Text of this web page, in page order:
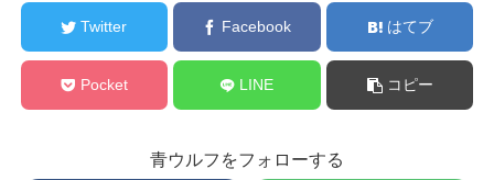
Twitter Facebook はてブ
Pocket LINE コピー
青ウルフをフォローする